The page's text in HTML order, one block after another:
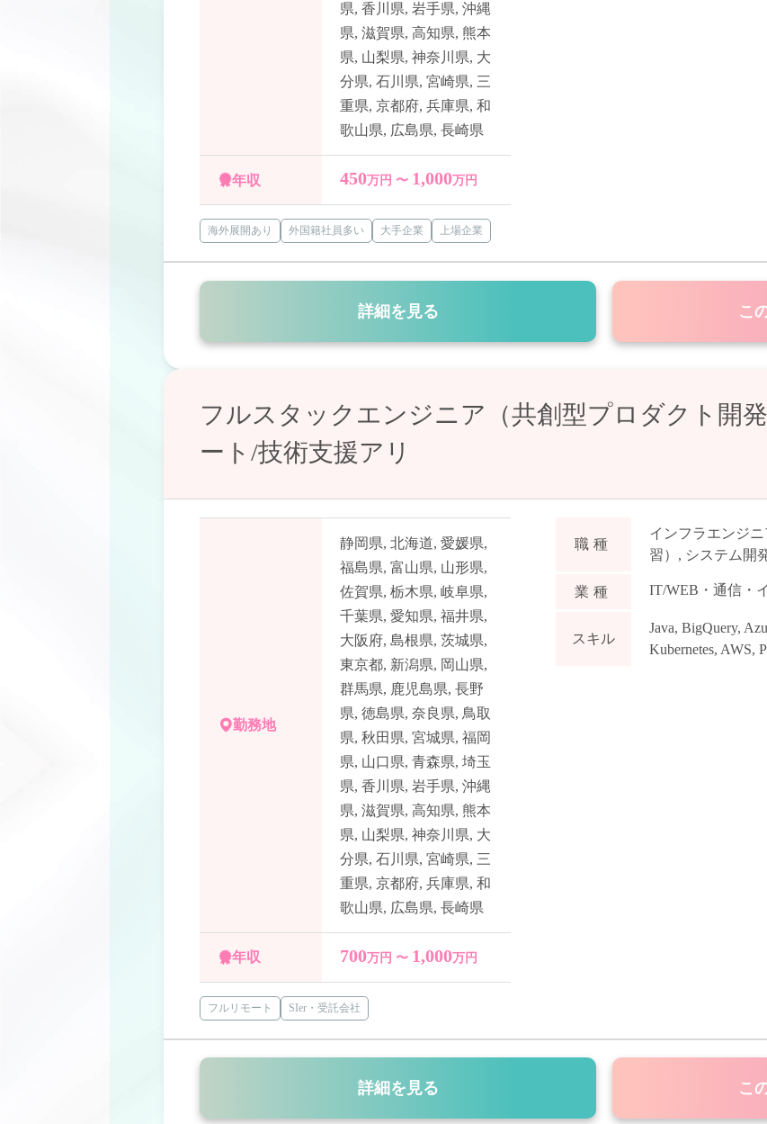
県, 香川県, 岩手県, 沖縄
県, 滋賀県, 高知県, 熊本
県, 山梨県, 神奈川県, 大
分県, 石川県, 宮崎県, 三
重県, 京都府, 兵庫県, 和
歌山県, 広島県, 長崎県
年収 450万円 〜 1,000万円
海外展開あり 外国籍社員多い 大手企業 上場企業
詳細を見る こ
フルスタックエンジニア（共創型プロダクト開
ート/技術支援アリ
勤務地
静岡県, 北海道, 愛媛県,
福島県, 富山県, 山形県,
佐賀県, 栃木県, 岐阜県,
千葉県, 愛知県, 福井県,
大阪府, 島根県, 茨城県,
東京都, 新潟県, 岡山県,
群馬県, 鹿児島県, 長野
県, 徳島県, 奈良県, 鳥取
県, 秋田県, 宮城県, 福岡
県, 山口県, 青森県, 埼玉
県, 香川県, 岩手県, 沖縄
県, 滋賀県, 高知県, 熊本
県, 山梨県, 神奈川県, 大
分県, 石川県, 宮崎県, 三
重県, 京都府, 兵庫県, 和
歌山県, 広島県, 長崎県
年収 700万円 〜 1,000万円
フルリモート SIer・受託会社
職種
インフラエンジニ
習） , システム開
業種 IT/WEB・通信・
スキル
Java, BigQuery,
Kubernetes, AWS,
詳細を見る こ